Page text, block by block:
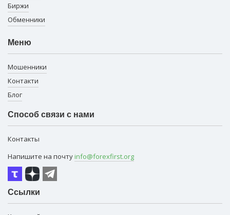
Биржи
Обменники
Меню
Мошенники
Контакти
Блог
Способ связи с нами
Контакты
Напишите на почту info@forexfirst.org
Ссылки